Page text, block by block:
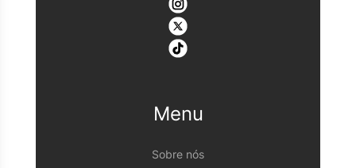
Menu
Sobre nós